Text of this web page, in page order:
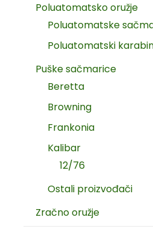
Poluatomatsko oružje
Poluatomatske
Poluatomatski
Puške sačmarice
Beretta
Browning
Frankonia
Kalibar
12/76
Ostali proizvođači
Zračno oružje